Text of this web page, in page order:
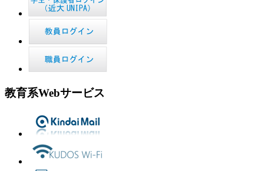
教育系Webサービス